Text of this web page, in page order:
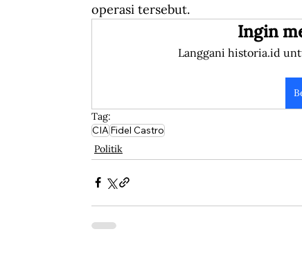
operasi tersebut.
Ingin
Langgani historia.id
Tag:
CIAFidel Castro
Politik